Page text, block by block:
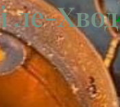
ле-Хвод